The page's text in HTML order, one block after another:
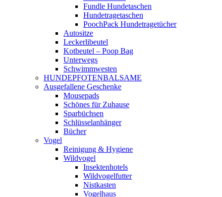
Fundle Hundetaschen
Hundetragetaschen
PoochPack Hundetragetücher
Autositze
Leckerlibeutel
Kotbeutel – Poop Bag
Unterwegs
Schwimmwesten
HUNDEPFOTENBALSAME
Ausgefallene Geschenke
Mousepads
Schönes für Zuhause
Sparbüchsen
Schlüsselanhänger
Bücher
Vogel
Reinigung & Hygiene
Wildvogel
Insektenhotels
Wildvogelfutter
Nistkasten
Vogelhaus